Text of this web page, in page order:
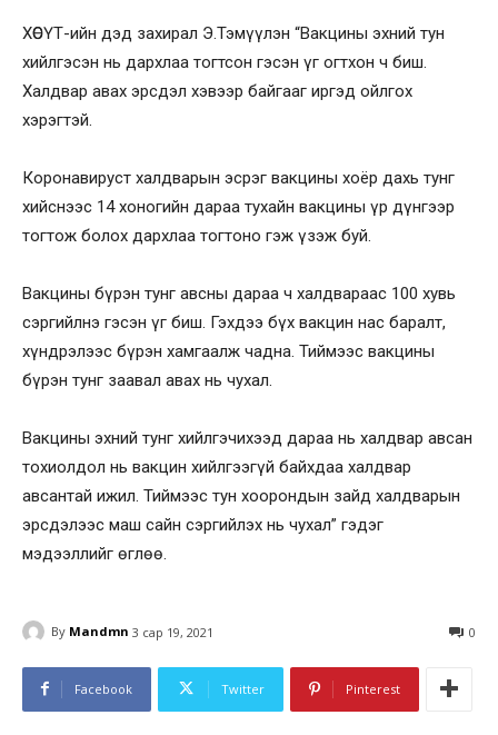
ХӨСҮТ-ийн дэд захирал Э.Тэмүүлэн “Вакцины эхний тун
хийлгэсэн нь дархлаа тогтсон гэсэн үг огтхон ч биш.
Халдвар авах эрсдэл хэвээр байгааг иргэд ойлгох
хэрэгтэй.
Коронавируст халдварын эсрэг вакцины хоёр дахь тунг
хийснээс 14 хоногийн дараа тухайн вакцины үр дүнгээр
тогтож болох дархлаа тогтоно гэж үзэж буй.
Вакцины бүрэн тунг авсны дараа ч халдвараас 100 хувь
сэргийлнэ гэсэн үг биш. Гэхдээ бүх вакцин нас баралт,
хүндрэлээс бүрэн хамгаалж чадна. Тиймээс вакцины
бүрэн тунг заавал авах нь чухал.
Вакцины эхний тунг хийлгэчихээд дараа нь халдвар авсан
тохиолдол нь вакцин хийлгээгүй байхдаа халдвар
авсантай ижил. Тиймээс тун хоорондын зайд халдварын
эрсдэлээс маш сайн сэргийлэх нь чухал” гэдэг
мэдээллийг өглөө.
By Mandmn 3 сар 19, 2021 0
Facebook Twitter Pinterest